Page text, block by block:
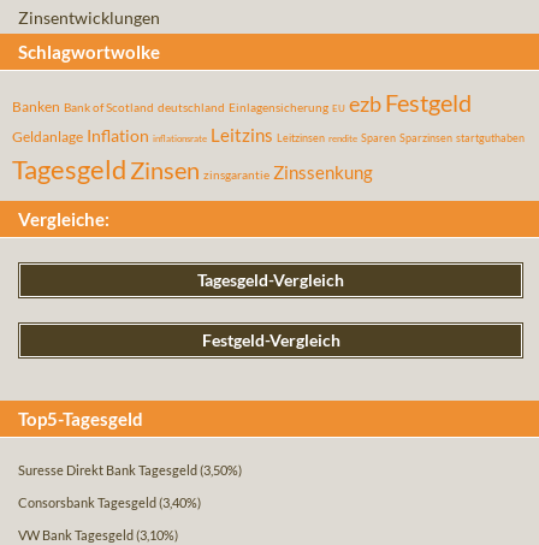
Zinsentwicklungen
Schlagwortwolke
Banken Bank of Scotland deutschland Einlagensicherung EU ezbFestgeld
Geldanlage Inflation inflationsrate Leitzins Leitzinsen rendite Sparen Sparzinsen startguthaben
Tagesgeld Zinsen zinsgarantie Zinssenkung
Vergleiche:
Tagesgeld-Vergleich
Festgeld-Vergleich
Top5-Tagesgeld
Suresse Direkt Bank Tagesgeld (3,50%)
Consorsbank Tagesgeld (3,40%)
VW Bank Tagesgeld (3,10%)